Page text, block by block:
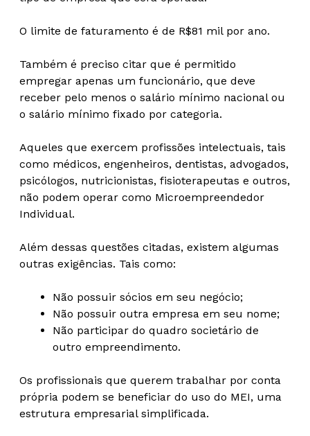
O limite de faturamento é de R$81 mil por ano.
Também é preciso citar que é permitido
empregar apenas um funcionário, que deve
receber pelo menos o salário mínimo nacional ou
o salário mínimo fixado por categoria.
Aqueles que exercem profissões intelectuais, tais
como médicos, engenheiros, dentistas, advogados,
psicólogos, nutricionistas, fisioterapeutas e outros,
não podem operar como Microempreendedor
Individual.
Além dessas questões citadas, existem algumas
outras exigências. Tais como:
Não possuir sócios em seu negócio;
Não possuir outra empresa em seu nome;
Não participar do quadro societário de
outro empreendimento.
Os profissionais que querem trabalhar por conta
própria podem se beneficiar do uso do MEI, uma
estrutura empresarial simplificada.